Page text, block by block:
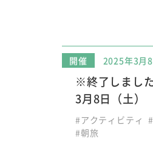
開催 2025年3月8
※終了しまし
3月8日（土）
#アクティビティ
#朝旅